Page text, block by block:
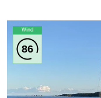
Wind
86